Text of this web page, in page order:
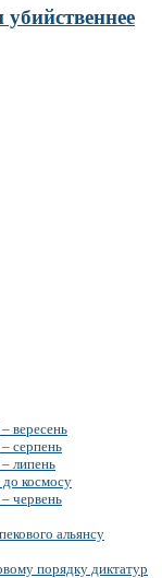
вересень
серпень
липень
до космосу
червень
альянсу
порядку диктатур